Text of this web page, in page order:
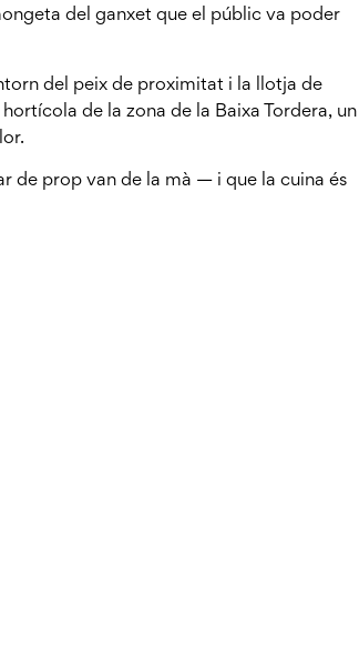
del ganxet que el públic va poder
del peix de proximitat i la llotja de
de la zona de la Baixa Tordera, un
de prop van de la mà — i que la cuina és